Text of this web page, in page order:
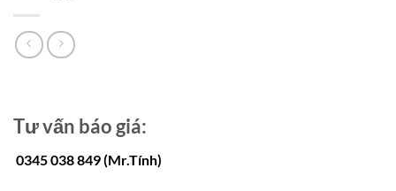
Tư vấn báo giá:
0345 038 849 (Mr.Tính)